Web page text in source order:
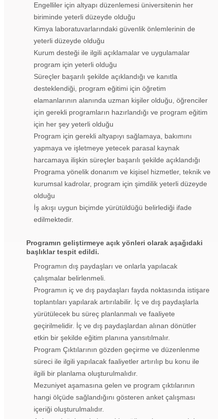
Engelliler için altyapı düzenlemesi üniversitenin her
biriminde yeterli düzeyde olduğu
Kimya laboratuvarlarındaki güvenlik önlemlerinin de
yeterli düzeyde olduğu
Kurum desteği ile ilgili açıklamalar ve uygulamalar
program için yeterli olduğu
Süreçler başarılı şekilde açıklandığı ve kanıtla
desteklendiği, program eğitimi için öğretim
elamanlarının alanında uzman kişiler olduğu, öğrenciler
için gerekli programların hazırlandığı ve program eğitim
için her şey yeterli olduğu
Program için gerekli altyapıyı sağlamaya, bakımını
yapmaya ve işletmeye yetecek parasal kaynak
harcamaya ilişkin süreçler başarılı şekilde açıklandığı
Programa yönelik donanım ve kişisel hizmetler, teknik ve
kurumsal kadrolar, program için şimdilik yeterli düzeyde
olduğu
İş akışı uygun biçimde yürütüldüğü belirlediği ifade
edilmektedir.
Programın geliştirmeye açık yönleri olarak aşağıdaki
başlıklar tespit edildi.
Programın dış paydaşları ve onlarla yapılacak
çalışmalar belirlenmeli.
Programın iç ve dış paydaşları fayda noktasında istişare
toplantıları yapılarak artırılabilir. İç ve dış paydaşlarla
yürütülecek bu süreç planlanmalı ve faaliyete
geçirilmelidir. İç ve dış paydaşlardan alınan dönütler
etkin bir şekilde eğitim planına yansıtılmalır.
Program Çıktılarının gözden geçirme ve düzenlenme
süreci ile ilgili yapılacak faaliyetler artırılıp bu konu ile
ilgili bir planlama oluşturulmalıdır.
Mezuniyet aşamasına gelen ve program çıktılarının
hangi ölçüde sağlandığını gösteren anket çalışması
içeriği oluşturulmalıdır.